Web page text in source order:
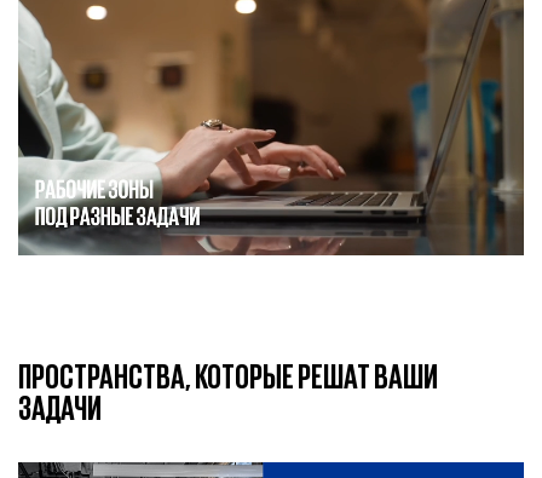
ПРОСТРАНСТВА, КОТОРЫЕ РЕШАТ ВАШИ
ЗАДАЧИ